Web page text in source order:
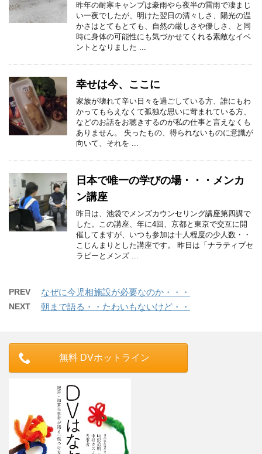
昨年の耐寒キャンプは豪雨やら夜半の雷雨で凄まじ
い一夜でしたが、明けた翌日の清々しさ、陽光の温
かさはとてもとても、自然の厳しさや優しさ、と同
時に身体の可能性にも気づかせてくれる素敵なイベ
ントとなりました ...
幸せは今、ここに
家族が壊れて辛い日々を過ごしている方、誰にもわ
かってもらえなくて孤独な思いに苛まれている方、
などのお話をお聴きするのが私の仕事と言えなくも
ありません。 失ったもの、得られないものに意識が
向いて、それを ...
日本で唯一の学びの場・・・メンカ
ン講座
昨日は、池袋でメンズカウンセリング講座第四講で
した。この講座、年に4回、京都と東京で交互に開
催してますが、いつも参加は十人程度の少人数・・
こじんまりとした講座です。 昨日は「ナラティブセ
ラピーとメンズ ...
PREV なぜに今児相施設が必要なのか・・・
NEXT 朝まで語る・・たわいもないけど・・
無料 DVホットライン